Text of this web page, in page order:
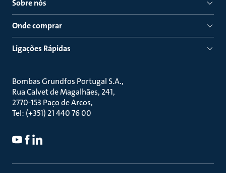
Sobre nós
Onde comprar
Ligações Rápidas
Bombas Grundfos Portugal S.A.
Rua Calvet de Magalhães, 241
2770-153 Paço de Arcos
Tel: (+351) 21 440 76 00